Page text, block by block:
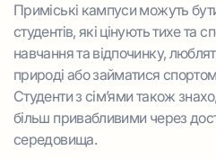
Приміські кампуси можуть
студентів, які цінують тихе та
навчання та відпочинку,
природі або займатися
Студенти з сім’ями також
більш привабливими через
середовища.